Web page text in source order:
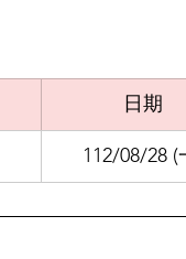
日期
112/08/28 (